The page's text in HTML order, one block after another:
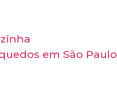
em São Paulo